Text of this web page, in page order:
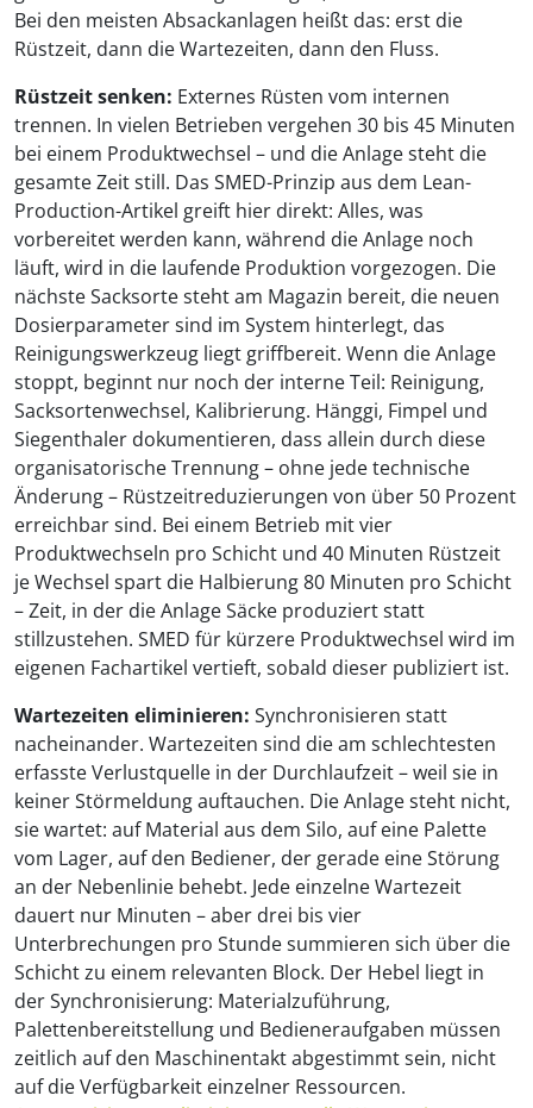
Bei den meisten Absackanlagen heißt das: erst die
Rüstzeit, dann die Wartezeiten, dann den Fluss.
Rüstzeit senken: Externes Rüsten vom internen
trennen. In vielen Betrieben vergehen 30 bis 45 Minuten
bei einem Produktwechsel – und die Anlage steht die
gesamte Zeit still. Das SMED-Prinzip aus dem Lean-
Production-Artikel greift hier direkt: Alles, was
vorbereitet werden kann, während die Anlage noch
läuft, wird in die laufende Produktion vorgezogen. Die
nächste Sacksorte steht am Magazin bereit, die neuen
Dosierparameter sind im System hinterlegt, das
Reinigungswerkzeug liegt griffbereit. Wenn die Anlage
stoppt, beginnt nur noch der interne Teil: Reinigung,
Sacksortenwechsel, Kalibrierung. Hänggi, Fimpel und
Siegenthaler dokumentieren, dass allein durch diese
organisatorische Trennung – ohne jede technische
Änderung – Rüstzeitreduzierungen von über 50 Prozent
erreichbar sind. Bei einem Betrieb mit vier
Produktwechseln pro Schicht und 40 Minuten Rüstzeit
je Wechsel spart die Halbierung 80 Minuten pro Schicht
– Zeit, in der die Anlage Säcke produziert statt
stillzustehen. SMED für kürzere Produktwechsel wird im
eigenen Fachartikel vertieft, sobald dieser publiziert ist.
Wartezeiten eliminieren: Synchronisieren statt
nacheinander. Wartezeiten sind die am schlechtesten
erfasste Verlustquelle in der Durchlaufzeit – weil sie in
keiner Störmeldung auftauchen. Die Anlage steht nicht,
sie wartet: auf Material aus dem Silo, auf eine Palette
vom Lager, auf den Bediener, der gerade eine Störung
an der Nebenlinie behebt. Jede einzelne Wartezeit
dauert nur Minuten – aber drei bis vier
Unterbrechungen pro Stunde summieren sich über die
Schicht zu einem relevanten Block. Der Hebel liegt in
der Synchronisierung: Materialzuführung,
Palettenbereitstellung und Bedieneraufgaben müssen
zeitlich auf den Maschinentakt abgestimmt sein, nicht
auf die Verfügbarkeit einzelner Ressourcen.